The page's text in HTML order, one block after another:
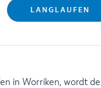
LANGLAUFEN
in Worriken, wordt